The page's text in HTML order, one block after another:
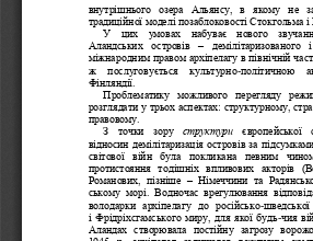
внутрішнього  озера  Альянсу   в  якому  не
традиційної моделі позаблоковості Стокгольма і
У  цих  умовах  набуває  нового
Аландських  островів
–
демілітаризованого
міжнародним правом архіпелагу в північній
ж   послуговується   культурно-політичною
Фінляндії
Проблематику  можливого  перегляду
розглядати у трьох аспектах: структурному
правовому
З  точки  зору
структури
європейської
відносин демілітаризація островів за підсумк
світової  війн  була  покликана  певним
протистояння  тодішніх  впливових  акторів
Романових   пізніше – Німеччини  та
ському  морі   Водночас  врегулювання  відповід
володарки  архіпелагу  до  російсько-
і Фрідріхсгамського миру  для якої будь-чия
Аландах  створювала  постійну  загрозу